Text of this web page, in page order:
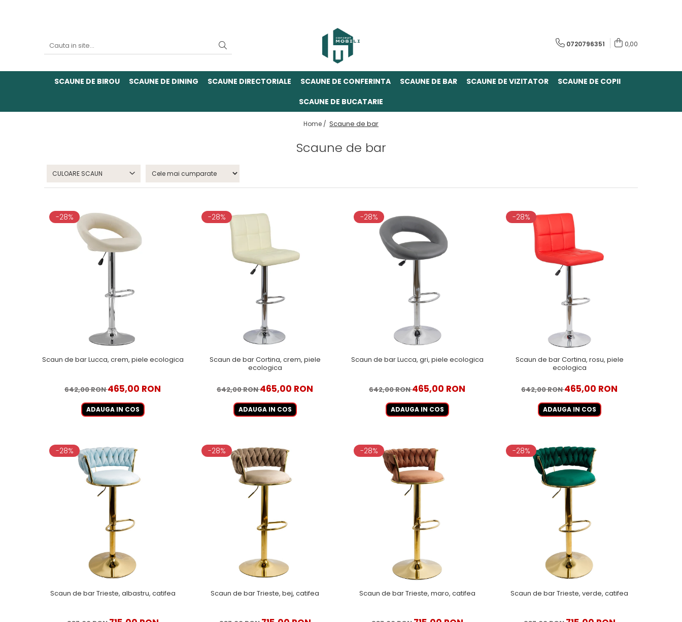
0720796351 0,00
SCAUNE DE BIROU SCAUNE DE DINING SCAUNE DIRECTORIALE SCAUNE DE CONFERINTA SCAUNE DE BAR SCAUNE DE VIZITATOR
SCAUNE DE COPII
SCAUNE DE BUCATARIE
Home / Scaune de bar
Scaune de bar
CULOARE SCAUN
-28%
Scaun de bar Lucca, crem, piele ecologica
642,00 RON465,00 RON
ADAUGA IN COS
-28%
Scaun de bar Cortina, crem, piele
ecologica
642,00 RON465,00 RON
ADAUGA IN COS
-28%
Scaun de bar Lucca, gri, piele ecologica
642,00 RON465,00 RON
ADAUGA IN COS
-28%
Scaun de bar Cortina, rosu, piele
ecologica
642,00 RON465,00 RON
ADAUGA IN COS
-28%
Scaun de bar Trieste, albastru, catifea
-28%
Scaun de bar Trieste, bej, catifea
-28%
Scaun de bar Trieste, maro, catifea
-28%
Scaun de bar Trieste, verde, catifea